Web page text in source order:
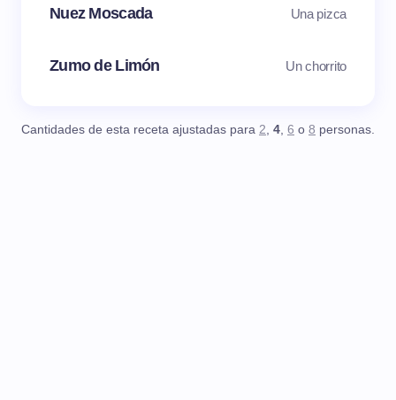
Nuez Moscada Una pizca
Zumo de Limón Un chorrito
Cantidades de esta receta ajustadas para 2, 4, 6 o 8 personas.